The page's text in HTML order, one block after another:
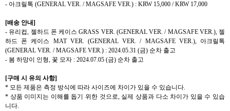
- 아크릴톡 (GENERAL VER. / MAGSAFE VER.) : KRW 15,000 / KRW 17,000
[배송 안내]
- 유리컵, 젤하드 폰 케이스 GRASS VER. (GENERAL VER. / MAGSAFE VER.), 젤
하드 폰 케이스 MAT VER. (GENERAL VER. / MAGSAFE VER.), 아크릴톡
(GENERAL VER. / MAGSAFE VER.) : 2024.05.31 (금) 순차 출고
- 봄 하망이 인형, 꽃 모자 : 2024.07.05 (금) 순차 출고
[구매 시 유의 사항]
* 모든 제품은 측정 방식에 따라 사이즈에 차이가 있을 수 있습니다.
* 상품 이미지는 이해를 돕기 위한 것으로, 실제 상품과 다소 차이가 있을 수 있습
니다.